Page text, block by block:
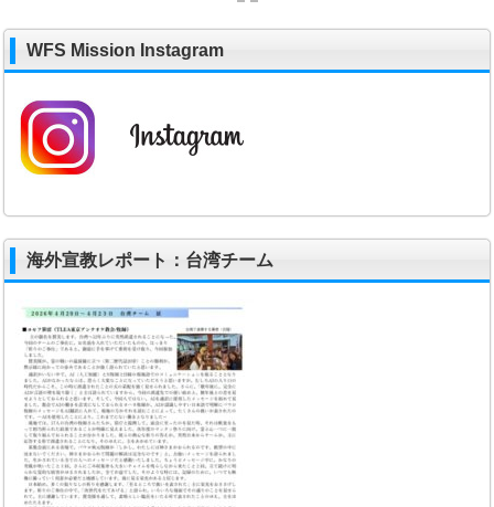
WFS Mission Instagram
海外宣教レポート：台湾チーム